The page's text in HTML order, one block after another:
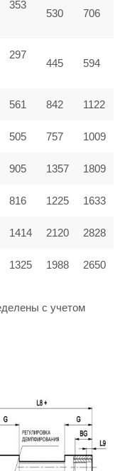
353
530 706
297
445 594
561 842 1122
505 757 1009
905 1357 1809
816 1225 1633
1414 2120 2828
1325 1988 2650
с учетом